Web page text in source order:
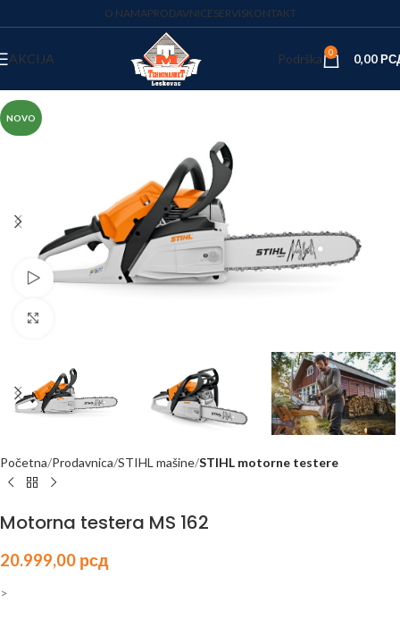
O NAMAPRODAVNICESERVISKONTAKT
AKCIJA Podrška 0 0,00
NOVO
Pogledaj video
Početna Prodavnica STIHL mašine STIHL motorne testere
Motorna testera MS 162
20.999,00 рсд
>